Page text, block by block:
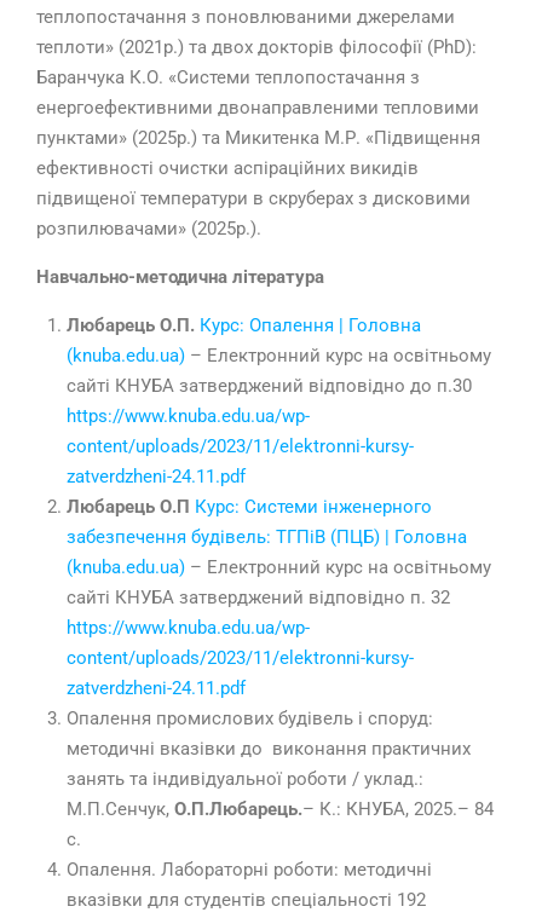
теплопостачання з поновлюваними джерелами
теплоти» (2021р.) та двох докторів філософії (PhD):
Баранчука К.О. «Системи теплопостачання з
енергоефективними двонаправленими тепловими
пунктами» (2025р.) та Микитенка М.Р. «Підвищення
ефективності очистки аспіраційних викидів
підвищеної температури в скруберах з дисковими
розпилювачами» (2025р.).
Навчально-методична література
Любарець О.П. Курс: Опалення | Головна
(knuba.edu.ua) – Електронний курс на освітньому
сайті КНУБА затверджений відповідно до п.30
https://www.knuba.edu.ua/wp-
content/uploads/2023/11/elektronni-kursy-
zatverdzheni-24.11.pdf
Любарець О.П Курс: Системи інженерного
забезпечення будівель: ТГПіВ (ПЦБ) | Головна
(knuba.edu.ua) – Електронний курс на освітньому
сайті КНУБА затверджений відповідно п. 32
https://www.knuba.edu.ua/wp-
content/uploads/2023/11/elektronni-kursy-
zatverdzheni-24.11.pdf
Опалення промислових будівель і споруд:
методичні вказiвки до виконання практичних
занять та індивідуальної роботи / уклад.:
М.П.Сенчук, О.П.Любарець.– К.: КНУБА, 2025.– 84
с.
Опалення. Лабораторні роботи: методичні
вказівки для студентів спеціальності 192